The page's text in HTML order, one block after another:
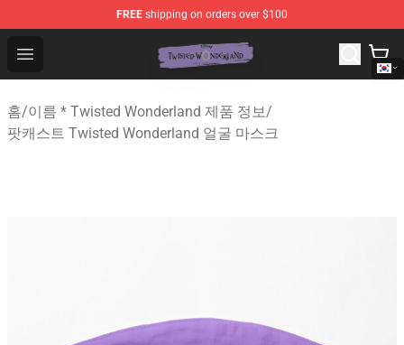
FREE shipping on orders over $100
Open menu
Twisted Wonderland Store - Official Twisted
홈/이름 * Twisted Wonderland 제품 정보/
팟캐스트 Twisted Wonderland 얼굴 마스크